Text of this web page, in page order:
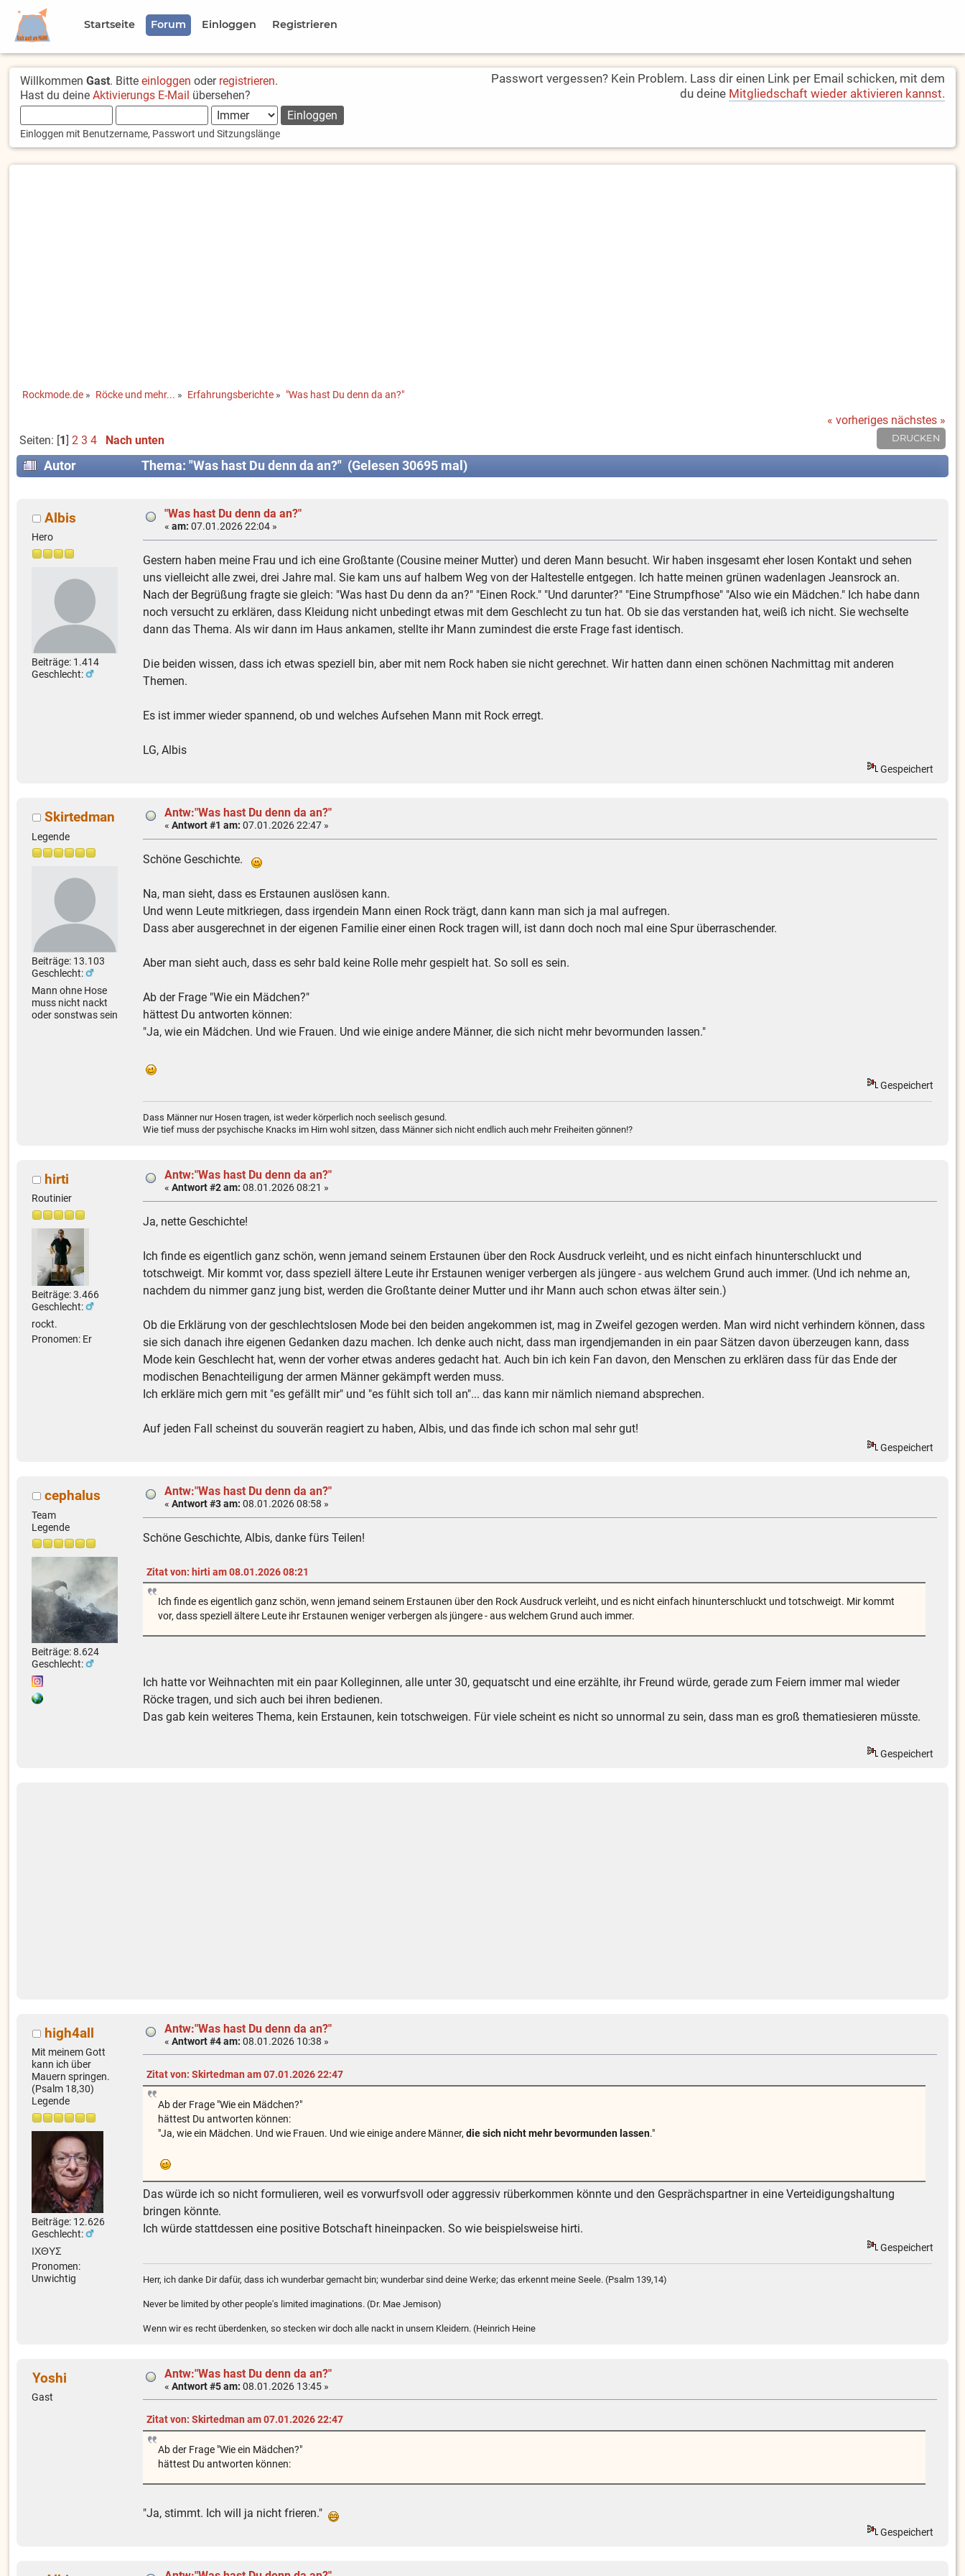
Startseite Forum Einloggen Registrieren
WillkommenGast. Bitteeinloggen oder registrieren.
Hast du deineAktivierungs E-Mail übersehen?
Einloggen mit Benutzername, Passwort und Sitzungslänge
Passwort vergessen? Kein Problem. Lass dir einen Link per Email schicken, mit dem
du deine Mitgliedschaft wieder aktivieren kannst.
Rockmode.de » Röcke und mehr... » Erfahrungsberichte » "Was hast Du denn da an?"
« vorheriges nächstes »
DRUCKEN
Seiten: [1] 2 3 4 Nach unten
Autor Thema: "Was hast Du denn da an?" (Gelesen 30695 mal)
Albis
Hero
Beiträge: 1.414
Geschlecht:
"Was hast Du denn da an?"
«am: 07.01.2026 22:04 »
Gestern haben meine Frau und ich eine Großtante (Cousine meiner Mutter) und deren Mann besucht. Wir haben insgesamt eher losen Kontakt und sehen
uns vielleicht alle zwei, drei Jahre mal. Sie kam uns auf halbem Weg von der Haltestelle entgegen. Ich hatte meinen grünen wadenlagen Jeansrock an.
Nach der Begrüßung fragte sie gleich: "Was hast Du denn da an?" "Einen Rock." "Und darunter?" "Eine Strumpfhose" "Also wie ein Mädchen." Ich habe dann
noch versucht zu erklären, dass Kleidung nicht unbedingt etwas mit dem Geschlecht zu tun hat. Ob sie das verstanden hat, weiß ich nicht. Sie wechselte
dann das Thema. Als wir dann im Haus ankamen, stellte ihr Mann zumindest die erste Frage fast identisch.
Die beiden wissen, dass ich etwas speziell bin, aber mit nem Rock haben sie nicht gerechnet. Wir hatten dann einen schönen Nachmittag mit anderen
Themen.
Es ist immer wieder spannend, ob und welches Aufsehen Mann mit Rock erregt.
LG, Albis
Gespeichert
Skirtedman
Legende
Beiträge: 13.103
Geschlecht:
Mann ohne Hose
muss nicht nackt
oder sonstwas sein
Antw:"Was hast Du denn da an?"
«Antwort #1 am: 07.01.2026 22:47 »
Schöne Geschichte.
Na, man sieht, dass es Erstaunen auslösen kann.
Und wenn Leute mitkriegen, dass irgendein Mann einen Rock trägt, dann kann man sich ja mal aufregen.
Dass aber ausgerechnet in der eigenen Familie einer einen Rock tragen will, ist dann doch noch mal eine Spur überraschender.
Aber man sieht auch, dass es sehr bald keine Rolle mehr gespielt hat. So soll es sein.
Ab der Frage "Wie ein Mädchen?"
hättest Du antworten können:
"Ja, wie ein Mädchen. Und wie Frauen. Und wie einige andere Männer, die sich nicht mehr bevormunden lassen."
Gespeichert
Dass Männer nur Hosen tragen, ist weder körperlich noch seelisch gesund.
Wie tief muss der psychische Knacks im Hirn wohl sitzen, dass Männer sich nicht endlich auch mehr Freiheiten gönnen!?
hirti
Routinier
Beiträge: 3.466
Geschlecht:
rockt.
Pronomen: Er
Antw:"Was hast Du denn da an?"
«Antwort #2 am: 08.01.2026 08:21 »
Ja, nette Geschichte!
Ich finde es eigentlich ganz schön, wenn jemand seinem Erstaunen über den Rock Ausdruck verleiht, und es nicht einfach hinunterschluckt und
totschweigt. Mir kommt vor, dass speziell ältere Leute ihr Erstaunen weniger verbergen als jüngere - aus welchem Grund auch immer. (Und ich nehme an,
nachdem du nimmer ganz jung bist, werden die Großtante deiner Mutter und ihr Mann auch schon etwas älter sein.)
Ob die Erklärung von der geschlechtslosen Mode bei den beiden angekommen ist, mag in Zweifel gezogen werden. Man wird nicht verhindern können, dass
sie sich danach ihre eigenen Gedanken dazu machen. Ich denke auch nicht, dass man irgendjemanden in ein paar Sätzen davon überzeugen kann, dass
Mode kein Geschlecht hat, wenn der vorher etwas anderes gedacht hat. Auch bin ich kein Fan davon, den Menschen zu erklären dass für das Ende der
modischen Benachteiligung der armen Männer gekämpft werden muss.
Ich erkläre mich gern mit "es gefällt mir" und "es fühlt sich toll an"... das kann mir nämlich niemand absprechen.
Auf jeden Fall scheinst du souverän reagiert zu haben, Albis, und das finde ich schon mal sehr gut!
Gespeichert
cephalus
Team
Legende
Beiträge: 8.624
Geschlecht:
Antw:"Was hast Du denn da an?"
«Antwort #3 am: 08.01.2026 08:58 »
Schöne Geschichte, Albis, danke fürs Teilen!
Zitat von: hirti am 08.01.2026 08:21
Ich finde es eigentlich ganz schön, wenn jemand seinem Erstaunen über den Rock Ausdruck verleiht, und es nicht einfach hinunterschluckt und totschweigt. Mir kommt
vor, dass speziell ältere Leute ihr Erstaunen weniger verbergen als jüngere - aus welchem Grund auch immer.
Ich hatte vor Weihnachten mit ein paar Kolleginnen, alle unter 30, gequatscht und eine erzählte, ihr Freund würde, gerade zum Feiern immer mal wieder
Röcke tragen, und sich auch bei ihren bedienen.
Das gab kein weiteres Thema, kein Erstaunen, kein totschweigen. Für viele scheint es nicht so unnormal zu sein, dass man es groß thematiesieren müsste.
Gespeichert
high4all
Mit meinem Gott
kann ich über
Mauern springen.
(Psalm 18,30)
Legende
Beiträge: 12.626
Geschlecht:
ΙΧΘΥΣ
Pronomen:
Unwichtig
Antw:"Was hast Du denn da an?"
«Antwort #4 am: 08.01.2026 10:38 »
Zitat von: Skirtedman am 07.01.2026 22:47
Ab der Frage "Wie ein Mädchen?"
hättest Du antworten können:
"Ja, wie ein Mädchen. Und wie Frauen. Und wie einige andere Männer, die sich nicht mehr bevormunden lassen."
Das würde ich so nicht formulieren, weil es vorwurfsvoll oder aggressiv rüberkommen könnte und den Gesprächspartner in eine Verteidigungshaltung
bringen könnte.
Ich würde stattdessen eine positive Botschaft hineinpacken. So wie beispielsweise hirti.
Gespeichert
Herr, ich danke Dir dafür, dass ich wunderbar gemacht bin; wunderbar sind deine Werke; das erkennt meine Seele. (Psalm 139,14)
Never be limited by other people's limited imaginations. (Dr. Mae Jemison)
Wenn wir es recht überdenken, so stecken wir doch alle nackt in unsern Kleidern. (Heinrich Heine
Yoshi
Gast
Antw:"Was hast Du denn da an?"
«Antwort #5 am: 08.01.2026 13:45 »
Zitat von: Skirtedman am 07.01.2026 22:47
Ab der Frage "Wie ein Mädchen?"
hättest Du antworten können:
"Ja, stimmt. Ich will ja nicht frieren."
Gespeichert